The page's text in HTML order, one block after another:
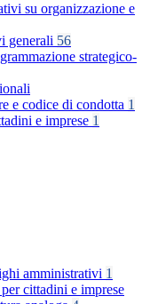
su organizzazione e
generali 56
strategico-
e codice di condotta 1
e imprese 1
amministrativi 1
cittadini e imprese